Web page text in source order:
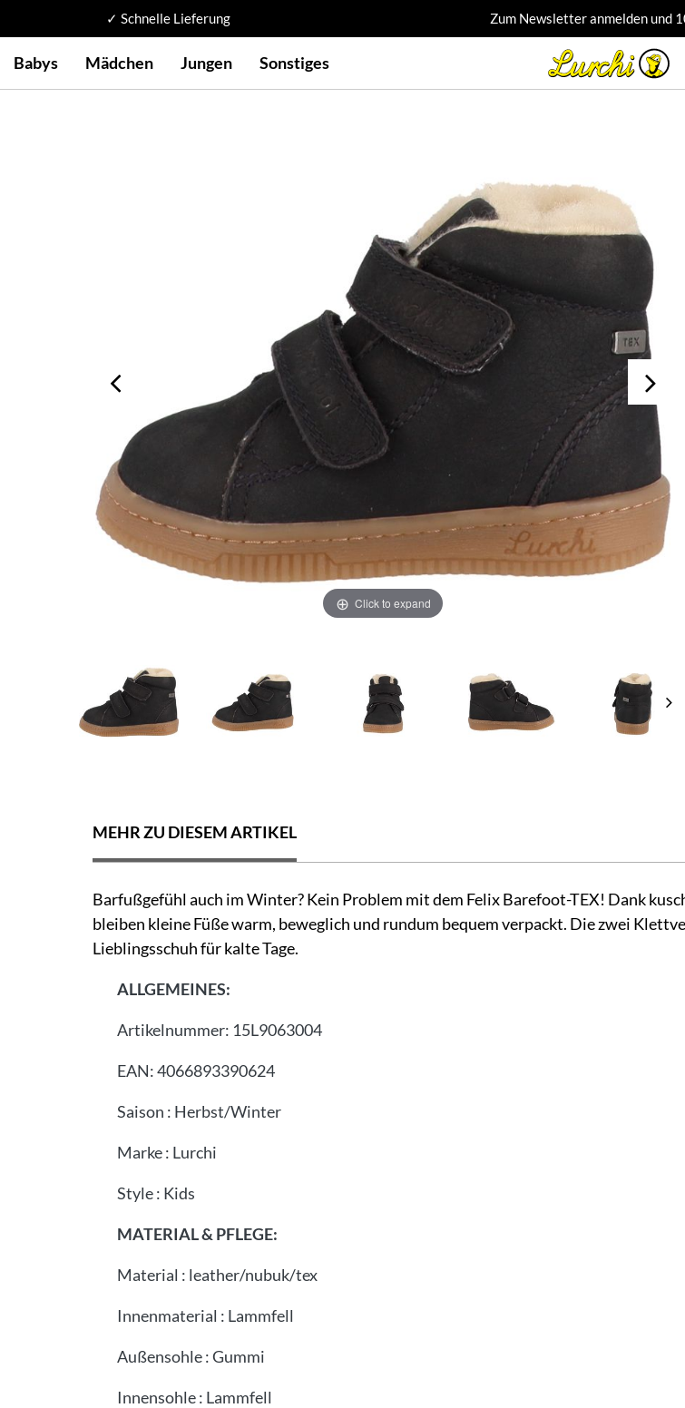
✓ Schnelle Lieferung Zum Newsletter anmelden und
Babys Mädchen Jungen Sonstiges
Click to expand
MEHR ZU DIESEM ARTIKEL
Barfußgefühl auch im Winter? Kein Problem mit dem Felix Barefoot-TEX! Dank
bleiben kleine Füße warm, beweglich und rundum bequem verpackt. Die zwei
Lieblingsschuh für kalte Tage.
ALLGEMEINES:
Artikelnummer: 15L9063004
EAN:4066893390624
Saison : Herbst/Winter
Marke: Lurchi
Style: Kids
MATERIAL & PFLEGE:
Material : leather/nubuk/tex
Innenmaterial : Lammfell
Außensohle:Gummi
Innensohle: Lammfell